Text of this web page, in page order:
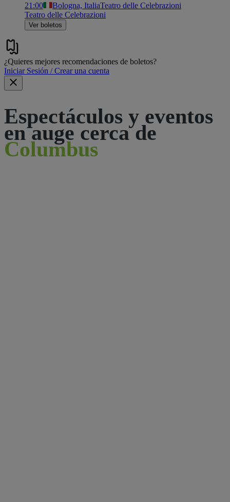
21:00 Bologna, ItaliaTeatro delle Celebrazioni
Teatro delle Celebrazioni
Ver boletos
¿Quieres mejores recomendaciones de boletos?
Iniciar Sesión / Crear una cuenta
Espectáculos y eventos
en auge cerca de
Columbus